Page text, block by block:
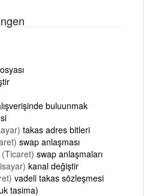
buluunmak
takas adres bitleri
swap anlaşması
(Ticaret) swap anlaşmaları
kanal değiştir
vadeli takas sözleşmesi
tasima)